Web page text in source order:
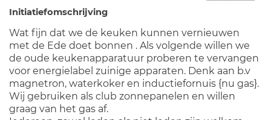
Initiatiefomschrijving
Wat fijn dat we de keuken kunnen vernieuwen
met de Ede doet bonnen . Als volgende willen we
de oude keukenapparatuur proberen te vervangen
voor energielabel zuinige apparaten. Denk aan b.v
magnetron, waterkoker en inductiefornuis {nu gas}.
Wij gebruiken als club zonnepanelen en willen
graag van het gas af.